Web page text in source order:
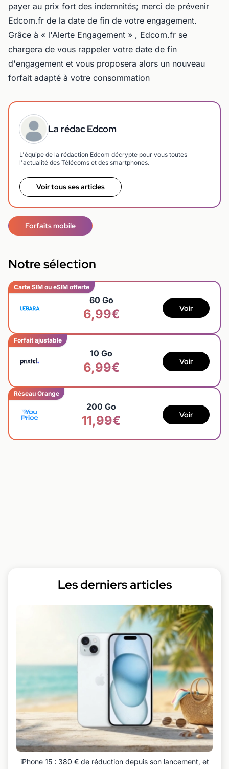
payer au prix fort des indemnités; merci de prévenir
Edcom.fr de la date de fin de votre engagement.
Grâce à « l'Alerte Engagement » , Edcom.fr se
chargera de vous rappeler votre date de fin
d'engagement et vous proposera alors un nouveau
forfait adapté à votre consommation
La rédac Edcom
L'équipe de la rédaction Edcom décrypte pour vous toutes
l'actualité des Télécoms et des smartphones.
Voir tous ses articles
Forfaits mobile
Notre sélection
Carte SIM ou eSIM offerte
60 Go
6,99€ Voir
Forfait ajustable
10 Go
6,99€ Voir
Réseau Orange
200 Go
11,99€ Voir
Les derniers articles
iPhone 15 : 380 € de réduction depuis son lancement, et